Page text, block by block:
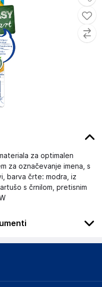
za optimalen
za označevanje imena, s
barva črte: modra, iz
s črnilom, pretisnim